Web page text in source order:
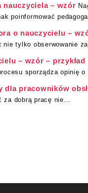
nauczyciela – wzór
poinformować pedagoga
o nauczycielu –
tylko obserwowanie
– wzór – przykład
sporządza opinię o
dla pracowników
dobrą pracę nie...